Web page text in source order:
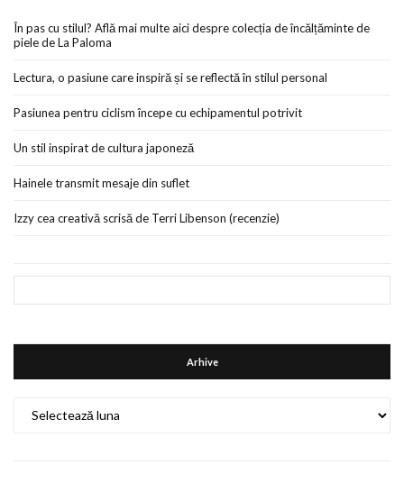
În pas cu stilul? Află mai multe aici despre colecția de încălțăminte de
piele de La Paloma
Lectura, o pasiune care inspiră și se reflectă în stilul personal
Pasiunea pentru ciclism începe cu echipamentul potrivit
Un stil inspirat de cultura japoneză
Hainele transmit mesaje din suflet
Izzy cea creativă scrisă de Terri Libenson (recenzie)
Arhive